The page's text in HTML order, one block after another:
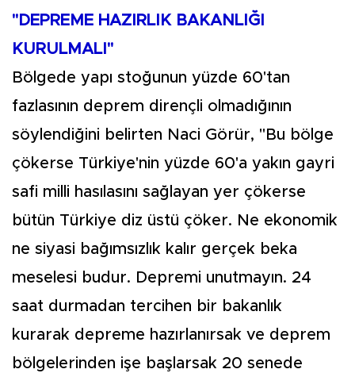
"DEPREME HAZIRLIK BAKANLIĞI
KURULMALI"
Bölgede yapı stoğunun yüzde 60'tan
fazlasının deprem dirençli olmadığının
söylendiğini belirten Naci Görür, "Bu bölge
çökerse Türkiye'nin yüzde 60'a yakın gayri
safi milli hasılasını sağlayan yer çökerse
bütün Türkiye diz üstü çöker. Ne ekonomik
ne siyasi bağımsızlık kalır gerçek beka
meselesi budur. Depremi unutmayın. 24
saat durmadan tercihen bir bakanlık
kurarak depreme hazırlanırsak ve deprem
bölgelerinden işe başlarsak 20 senede